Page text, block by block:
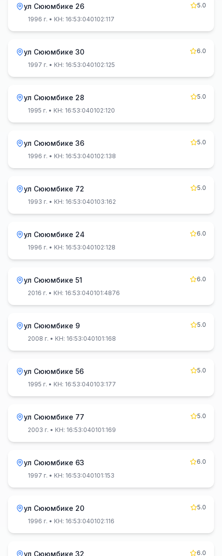
ул Сююмбике 26
5.0
1996 г. • КН: 16:53:040102:117
ул Сююмбике 30
6.0
1997 г. • КН: 16:53:040102:125
ул Сююмбике 28
5.0
1995 г. • КН: 16:53:040102:120
ул Сююмбике 36
5.0
1996 г. • КН: 16:53:040102:138
ул Сююмбике 72
5.0
1993 г. • КН: 16:53:040103:162
ул Сююмбике 24
6.0
1996 г. • КН: 16:53:040102:128
ул Сююмбике 51
6.0
2016 г. • КН: 16:53:040101:4876
ул Сююмбике 9
5.0
2008 г. • КН: 16:53:040101:168
ул Сююмбике 56
5.0
1995 г. • КН: 16:53:040103:177
ул Сююмбике 77
5.0
2003 г. • КН: 16:53:040101:169
ул Сююмбике 63
6.0
1997 г. • КН: 16:53:040101:153
ул Сююмбике 20
5.0
1996 г. • КН: 16:53:040102:116
ул Сююмбике 32 6.0